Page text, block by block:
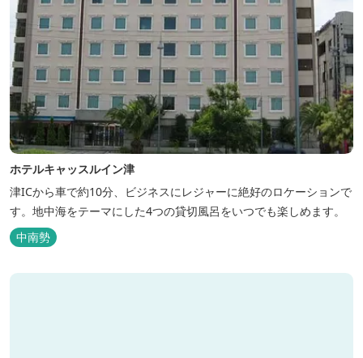
ホテルキャッスルイン津
津ICから車で約10分、ビジネスにレジャーに絶好のロケーションで
す。地中海をテーマにした4つの貸切風呂をいつでも楽しめます。
中南勢